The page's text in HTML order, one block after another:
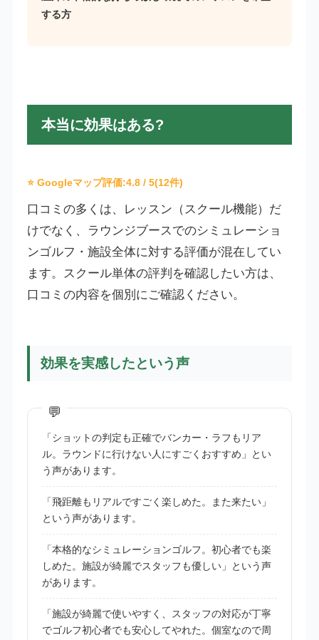
する方
本当に効果はある?
⭐ Googleマップ評価:4.8/ 5(12件)
口コミの多くは、レッスン（スクール機能）だ
けでなく、ラウンジブースでのシミュレーショ
ンゴルフ・施設全体に対する評価が混在してい
ます。スクール単体の評判を確認したい方は、
口コミの内容を個別にご確認ください。
効果を実感したという声
「ショットの判定も正確でバンカー・ラフもリア
ル。ラウンドに行けない人にすごくおすすめ」とい
う声があります。
「飛距離もリアルですごく楽しめた。また来たい」
という声があります。
「本格的なシミュレーションゴルフ。初心者でも楽
しめた。施設が綺麗でスタッフも優しい」という声
があります。
「施設が綺麗で使いやすく、スタッフの対応が丁寧
でゴルフ初心者でも安心してやれた。個室なので周